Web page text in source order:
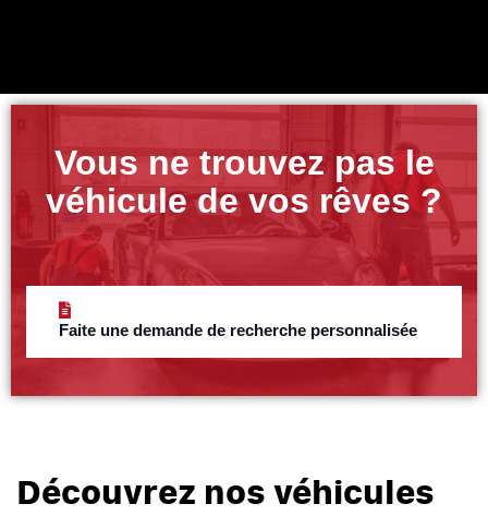
Vous ne trouvez pas le
véhicule de vos rêves ?
Faite une demande de recherche personnalisée
Découvrez nos véhicules